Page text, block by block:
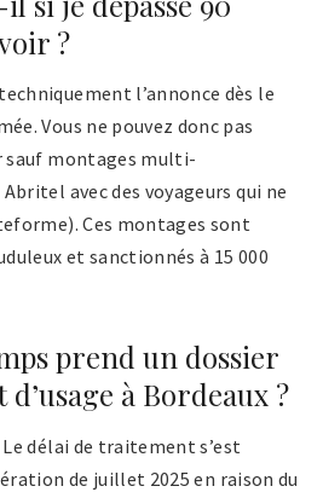
?
l’annonce dès le
Vous ne pouvez donc pas
sauf montages multi-
avec des voyageurs qui ne
Ces montages sont
et sanctionnés à 15 000
prend un dossier
à Bordeaux ?
délai de traitement s’est
de juillet 2025 en raison du